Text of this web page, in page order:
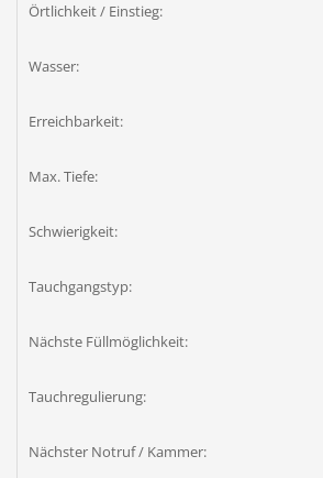
Örtlichkeit / Einstieg:
Wasser:
Erreichbarkeit:
Max. Tiefe:
Schwierigkeit:
Tauchgangstyp:
Nächste Füllmöglichkeit:
Tauchregulierung:
Nächster Notruf / Kammer: